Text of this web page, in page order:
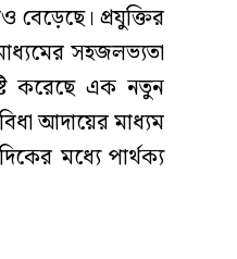
বেড়েছে। প্রযুক্তির
সহজলভ্যতা
করেছে এক নতুন
আদায়ের মাধ্যম
মধ্যে পার্থক্য